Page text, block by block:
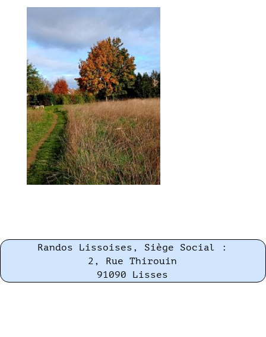
Randos Lissoises, Siège Social :
2, Rue Thirouin
91090 Lisses